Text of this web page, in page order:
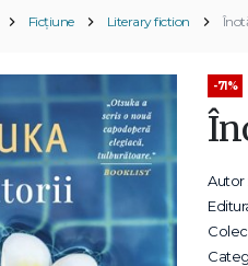
Ficțiune Literary fiction
-71%
Autor :